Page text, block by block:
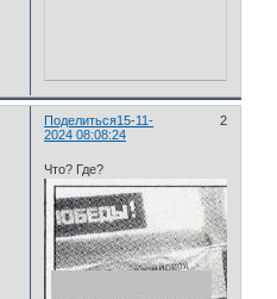
Поделиться 2
15-11-
2024 08:08:24
Что? Где?